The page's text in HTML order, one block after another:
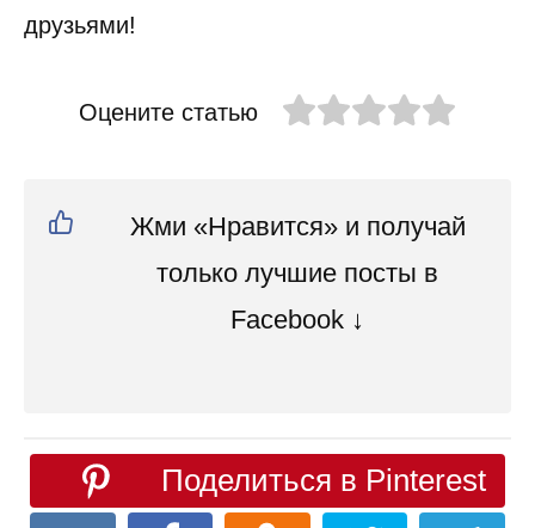
друзьями!
Оцените статью
Жми «Нравится» и получай
только лучшие посты в
Facebook ↓
Поделиться в Pinterest